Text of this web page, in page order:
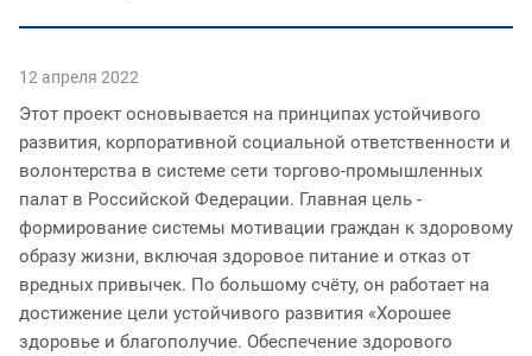
12 апреля 2022
Этот проект основывается на принципах устойчивого
развития, корпоративной социальной ответственности и
волонтерства в системе сети торгово-промышленных
палат в Российской Федерации. Главная цель -
формирование системы мотивации граждан к здоровому
образу жизни, включая здоровое питание и отказ от
вредных привычек. По большому счёту, он работает на
достижение цели устойчивого развития «Хорошее
здоровье и благополучие. Обеспечение здорового